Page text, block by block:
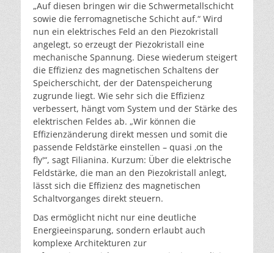
„Auf diesen bringen wir die Schwermetallschicht
sowie die ferromagnetische Schicht auf.“ Wird
nun ein elektrisches Feld an den Piezokristall
angelegt, so erzeugt der Piezokristall eine
mechanische Spannung. Diese wiederum steigert
die Effizienz des magnetischen Schaltens der
Speicherschicht, der der Datenspeicherung
zugrunde liegt. Wie sehr sich die Effizienz
verbessert, hängt vom System und der Stärke des
elektrischen Feldes ab. „Wir können die
Effizienzänderung direkt messen und somit die
passende Feldstärke einstellen – quasi ‚on the
fly'“, sagt Filianina. Kurzum: Über die elektrische
Feldstärke, die man an den Piezokristall anlegt,
lässt sich die Effizienz des magnetischen
Schaltvorganges direkt steuern.
Das ermöglicht nicht nur eine deutliche
Energieeinsparung, sondern erlaubt auch
komplexe Architekturen zur